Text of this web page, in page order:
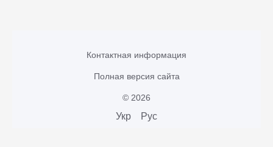
Контактная информация
Полная версия сайта
© 2026
Укр Рус